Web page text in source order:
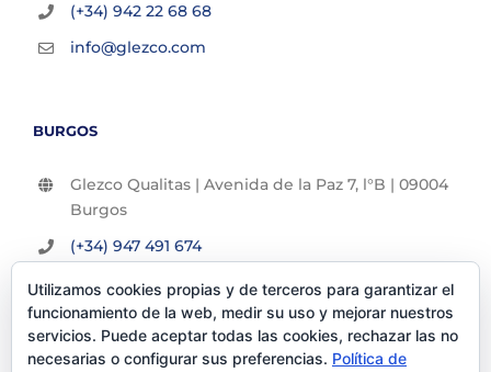
(+34) 942 22 68 68
info@glezco.com
BURGOS
Glezco Qualitas | Avenida de la Paz 7, l°B | 09004
Burgos
(+34) 947 491 674
info@glezco.com
Utilizamos cookies propias y de terceros para garantizar el
funcionamiento de la web, medir su uso y mejorar nuestros
servicios. Puede aceptar todas las cookies, rechazar las no
necesarias o configurar sus preferencias. Política de